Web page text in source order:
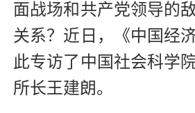
面战场和共产党领导的
关系？近日，《中国经
此专访了中国社会科学
所长王建朗。